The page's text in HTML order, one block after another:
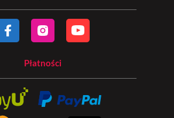
Płatności